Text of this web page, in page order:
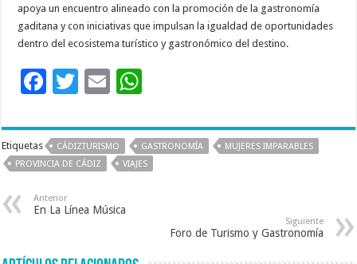
apoya un encuentro alineado con la promoción de la gastronomía
gaditana y con iniciativas que impulsan la igualdad de oportunidades
dentro del ecosistema turístico y gastronómico del destino.
F
e
b
o
T
tt
er
E
ai
l
at
sA
Etiquetas CÁDIZTURISMO GASTRONOMÍA
MUJERES IMPARABLES
PROVINCIA DE CÁDIZ
VIAJES
Anterior
En La Línea Música
Siguiente
Foro de Turismo y Gastronomía